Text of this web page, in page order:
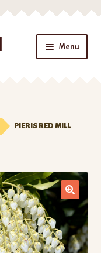
Menu
PIERIS RED MILL